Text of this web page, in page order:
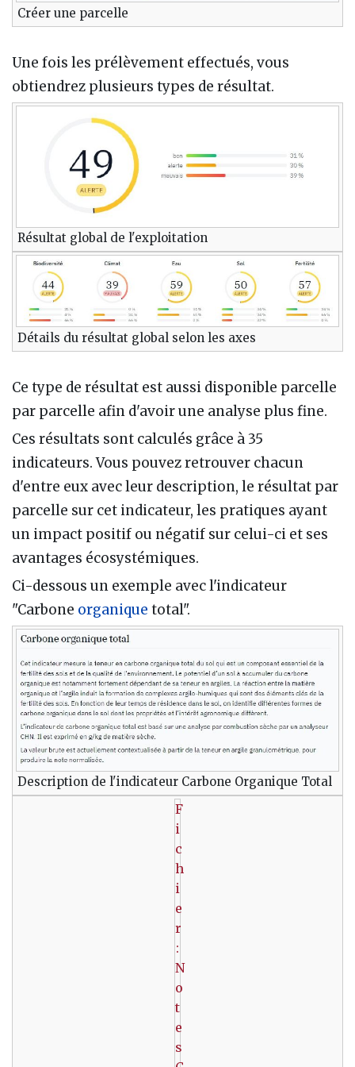
Créer une parcelle
Une fois les prélèvement effectués, vous
obtiendrez plusieurs types de résultat.
Résultat global de l'exploitation
Détails du résultat global selon les axes
Ce type de résultat est aussi disponible parcelle
par parcelle afin d'avoir une analyse plus fine.
Ces résultats sont calculés grâce à 35
indicateurs. Vous pouvez retrouver chacun
d'entre eux avec leur description, le résultat par
parcelle sur cet indicateur, les pratiques ayant
un impact positif ou négatif sur celui-ci et ses
avantages écosystémiques.
Ci-dessous un exemple avec l'indicateur
"Carbone organique total".
Description de l'indicateur Carbone Organique Total
F
i
c
h
i
e
r
:
N
o
t
e
s